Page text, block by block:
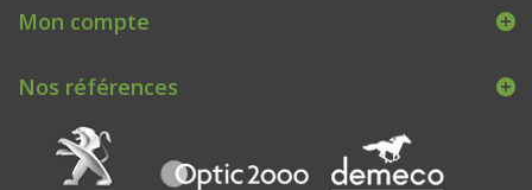
Mon compte
Nos références